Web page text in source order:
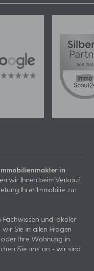
in
wir Ihnen beim Verkauf
Ihrer Immobilie zur
Fachwissen und lokaler
wir Sie in allen Fragen
Ihre Wohnung in
Sie uns an - wir sind